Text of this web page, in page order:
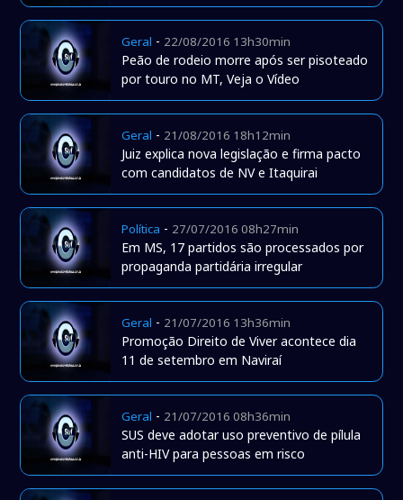
Geral - 22/08/2016 13h30min
Peão de rodeio morre após ser pisoteado
por touro no MT, Veja o Vídeo
Geral - 21/08/2016 18h12min
Juiz explica nova legislação e firma pacto
com candidatos de NV e Itaquirai
Política - 27/07/2016 08h27min
Em MS, 17 partidos são processados por
propaganda partidária irregular
Geral - 21/07/2016 13h36min
Promoção Direito de Viver acontece dia
11 de setembro em Naviraí
Geral - 21/07/2016 08h36min
SUS deve adotar uso preventivo de pílula
anti-HIV para pessoas em risco